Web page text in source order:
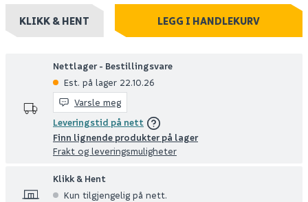
KLIKK & HENT LEGG I HANDLEKURV
Nettlager - Bestillingsvare
Est. på lager 22.10.26
Varsle meg
Leveringstid på nett
Finn lignende produkter på lager
Frakt og leveringsmuligheter
Klikk & Hent
Kun tilgjengelig på nett.